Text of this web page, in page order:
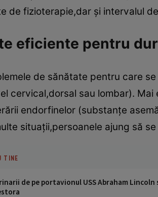
de fizioterapie,dar şi intervalul
eficiente pentru
de sănătate pentru care
cervical,dorsal sau lombar).
endorfinelor (substanţe
situaţii,persoanele ajung să
TINE
de pe portavionul USS Abraham